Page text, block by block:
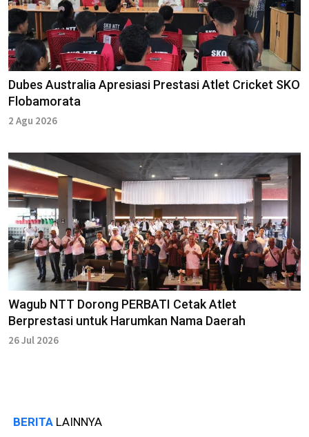
Dubes Australia Apresiasi Prestasi Atlet Cricket SKO
Flobamorata
2 Agu 2026
Wagub NTT Dorong PERBATI Cetak Atlet
Berprestasi untuk Harumkan Nama Daerah
26 Jul 2026
BERITA LAINNYA